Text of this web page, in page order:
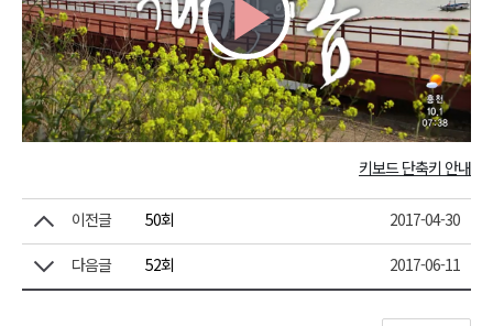
Play
Video키보드 단축키 안내
이전글 50회 2017-04-30
다음글 52회 2017-06-11